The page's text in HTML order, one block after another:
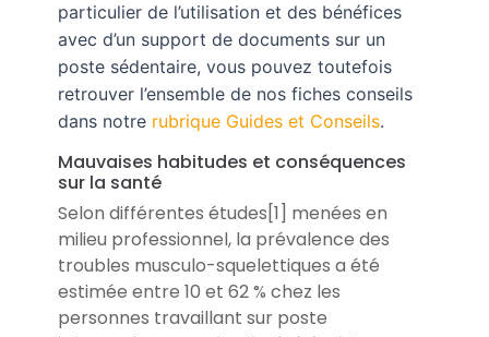
particulier de l’utilisation et des bénéfices
avec d’un support de documents sur un
poste sédentaire, vous pouvez toutefois
retrouver l’ensemble de nos fiches conseils
dans notre rubrique Guides et Conseils.
Mauvaises habitudes et conséquences
sur la santé
Selon différentes études[1] menées en
milieu professionnel, la prévalence des
troubles musculo-squelettiques a été
estimée entre 10 et 62 % chez les
personnes travaillant sur poste